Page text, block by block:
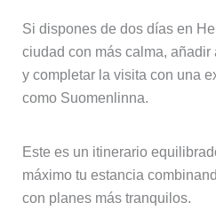
Si dispones de dos días en
ciudad con más calma, añadir
y completar la visita con una
como Suomenlinna.
Este es un itinerario
máximo tu estancia
con planes más tranquilos.